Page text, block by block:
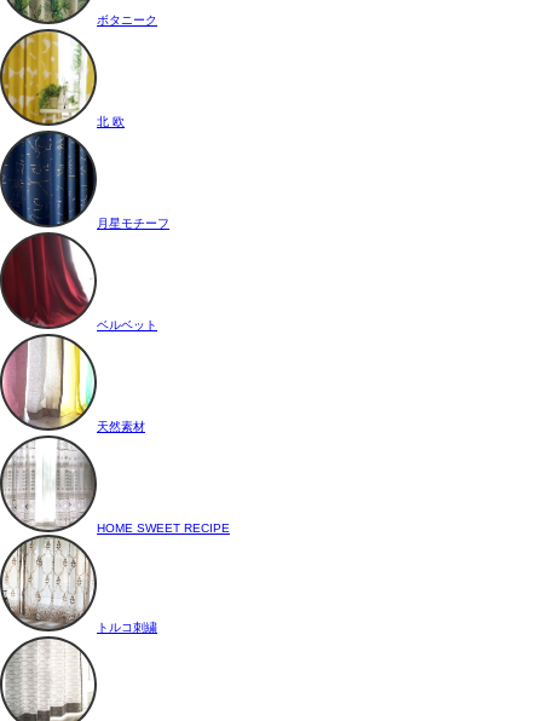
ボタニーク
北 欧
月星モチーフ
ベルベット
天然素材
HOME SWEET RECIPE
トルコ刺繍